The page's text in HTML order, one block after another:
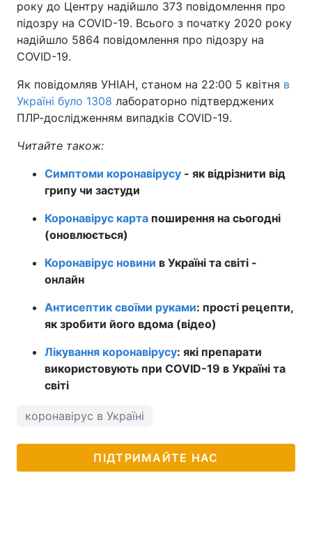
року до Центру надійшло 373 повідомлення про
підозру на COVID-19. Всього з початку 2020 року
надійшло 5864 повідомлення про підозру на
COVID-19.
Як повідомляв УНІАН, станом на 22:00 5 квітня в
Україні було 1308 лабораторно підтверджених
ПЛР-дослідженням випадків COVID-19.
Читайте також:
Симптоми коронавірусу - як відрізнити від
грипу чи застуди
Коронавірус карта поширення на сьогодні
(оновлюється)
Коронавірус новини в Україні та світі -
онлайн
Антисептик своїми руками: прості рецепти,
як зробити його вдома (відео)
Лікування коронавірусу: які препарати
використовують при COVID-19 в Україні та
світі
коронавірус в Україні
ПІДТРИМАЙТЕ НАС